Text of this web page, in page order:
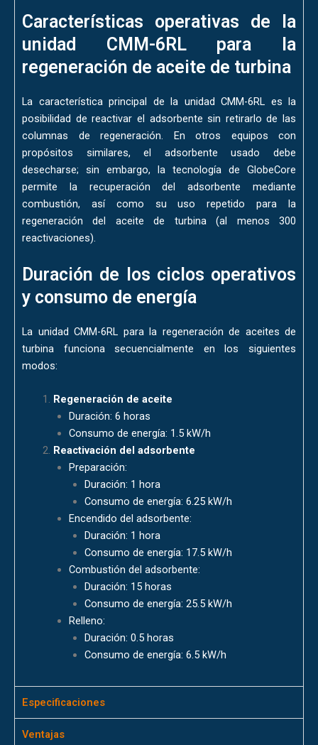
Características operativas de la
unidad CMM-6RL para la
regeneración de aceite de turbina
La característica principal de la unidad CMM-6RL es la
posibilidad de reactivar el adsorbente sin retirarlo de las
columnas de regeneración. En otros equipos con
propósitos similares, el adsorbente usado debe
desecharse; sin embargo, la tecnología de GlobeCore
permite la recuperación del adsorbente mediante
combustión, así como su uso repetido para la
regeneración del aceite de turbina (al menos 300
reactivaciones).
Duración de los ciclos operativos
y consumo de energía
La unidad CMM-6RL para la regeneración de aceites de
turbina funciona secuencialmente en los siguientes
modos:
Regeneración de aceite
Duración: 6 horas
Consumo de energía: 1.5 kW/h
Reactivación del adsorbente
Preparación:
Duración: 1 hora
Consumo de energía: 6.25 kW/h
Encendido del adsorbente:
Duración: 1 hora
Consumo de energía: 17.5 kW/h
Combustión del adsorbente:
Duración: 15 horas
Consumo de energía: 25.5 kW/h
Relleno:
Duración: 0.5 horas
Consumo de energía: 6.5 kW/h
Especificaciones
Ventajas